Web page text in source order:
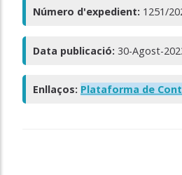
Número d'expedient: 1251/
Data publicació: 30-Agost-
Enllaços: Plataforma de